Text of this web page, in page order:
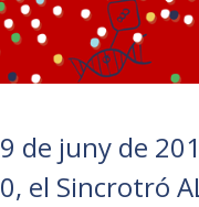
de juny de
el Sincrotró